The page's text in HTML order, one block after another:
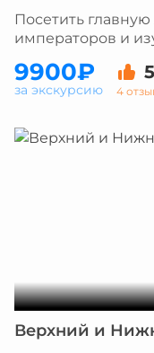
Посетить
императоров и
9900₽ 5
4
за экскурсию
Верхний и